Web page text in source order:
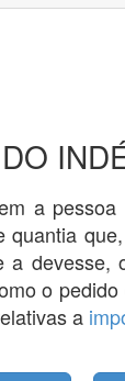
a pessoa
quantia
a devesse,
o
a